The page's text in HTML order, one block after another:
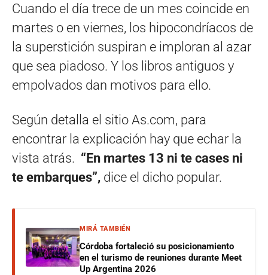
Cuando el día trece de un mes coincide en
martes o en viernes, los hipocondríacos de
la superstición suspiran e imploran al azar
que sea piadoso. Y los libros antiguos y
empolvados dan motivos para ello.
Según detalla el sitio As.com, para
encontrar la explicación hay que echar la
vista atrás. “En martes 13 ni te cases ni
te embarques”, dice el dicho popular.
MIRÁ TAMBIÉN
Córdoba fortaleció su posicionamiento
en el turismo de reuniones durante Meet
Up Argentina 2026